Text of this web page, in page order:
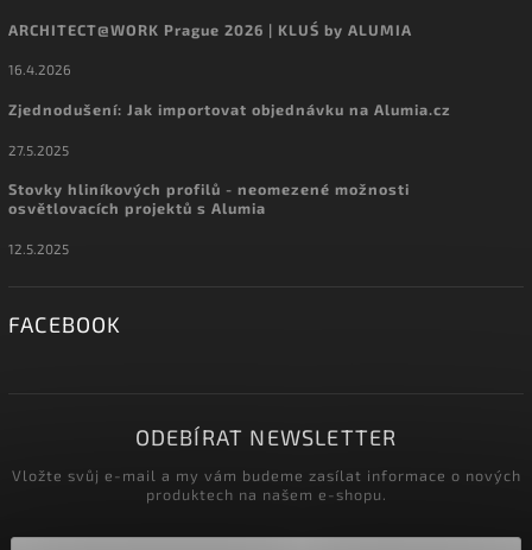
ARCHITECT@WORK Prague 2026 | KLUŚ by ALUMIA
16.4.2026
Zjednodušení: Jak importovat objednávku na Alumia.cz
27.5.2025
Stovky hliníkových profilů - neomezené možnosti
osvětlovacích projektů s Alumia
12.5.2025
FACEBOOK
ODEBÍRAT NEWSLETTER
Vložte svůj e-mail a my vám budeme zasílat informace o nových
produktech na našem e-shopu.